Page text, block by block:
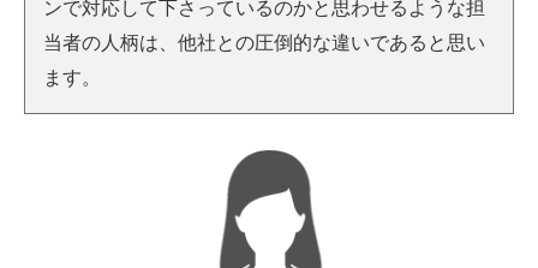
ンで対応して下さっているのかと思わせるような担
当者の人柄は、他社との圧倒的な違いであると思い
ます。